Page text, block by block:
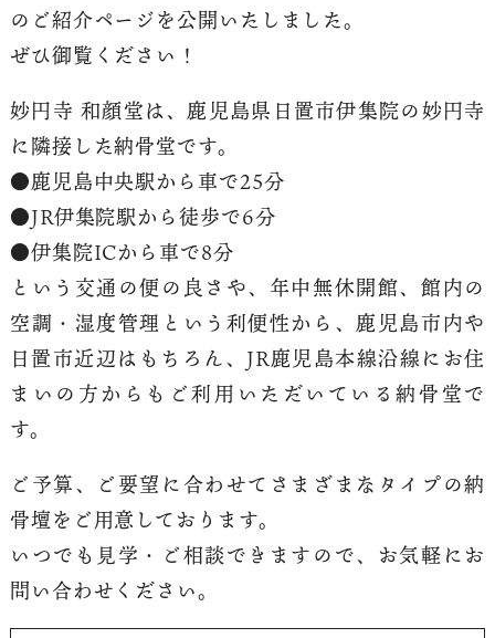
のご紹介ページを公開いたしました。
ぜひ御覧ください！
妙円寺 和顔堂は、鹿児島県日置市伊集院の妙円寺
に隣接した納骨堂です。
●鹿児島中央駅から車で25分
●JR伊集院駅から徒歩で6分
●伊集院ICから車で8分
という交通の便の良さや、年中無休開館、館内の
空調・湿度管理という利便性から、鹿児島市内や
日置市近辺はもちろん、JR鹿児島本線沿線にお住
まいの方からもご利用いただいている納骨堂で
す。
ご予算、ご要望に合わせてさまざまなタイプの納
骨壇をご用意しております。
いつでも見学・ご相談できますので、お気軽にお
問い合わせください。